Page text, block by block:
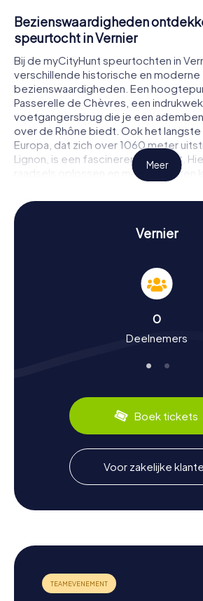
Bezienswaardigheden
speurtocht in Vernier
Bij de myCityHunt speurtochten in
verschillende historische en moderne
bezienswaardigheden. Een
Passerelle de Chèvres, een
voetgangersbrug die je een
over de Rhône biedt. Ook het
Europa, dat zich over 1060 meter
Lignon, is een fascinerend gezicht.
raadsels oplossen en meer te weten
architectuur en de geschiedenis van
ander bezienswaardig doel is de
van Meyrin, waar je niet alleen
kunt bewonderen, maar ook
Geschiedenis en cultuur
voor avonturiers, maar ook een
geschiedenis en cultuur van de stad.
Parijs aan Zwitserland toegewezen.
interessante feiten. Wist je
het hoofdkwartier van het United
Training and Research (UNITAR) is
Vernier een van de meest
Zwitserland is, met 45% buitenlandse
culinair gebied heeft Vernier veel te
lokale specialiteiten zoals fondue of
de gezellige restaurants van de stad.
Na het succesvol voltooien van de
speurtochten in Vernier is het de
omgeving verder te verkennen.
Meer
Vernier
0
Deelnemers
Boek tickets
Voor zakelijke